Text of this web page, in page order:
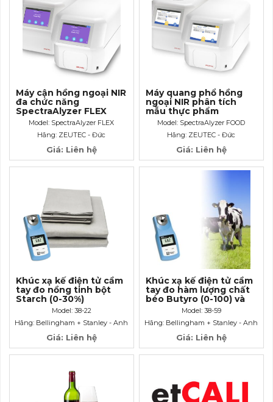
Máy cận hồng ngoại NIR
đa chức năng
SpectraAlyzer FLEX
Model: SpectraAlyzer FLEX
Hãng: ZEUTEC - Đức
Giá: Liên hệ
Máy quang phổ hồng
ngoại NIR phân tích
mẫu thực phẩm
SpectraAlyzer FOOD
Model: SpectraAlyzer FOOD
Hãng: ZEUTEC - Đức
Giá: Liên hệ
Khúc xạ kế điện tử cầm
tay đo nồng tinh bột
Starch (0-30%)
Model: 38-22
Hãng: Bellingham + Stanley - Anh
Giá: Liên hệ
Khúc xạ kế điện tử cầm
tay đo hàm lượng chất
béo Butyro (0-100) và
chỉ số khúc xạ RI (1.42-
Model: 38-59
Hãng: Bellingham + Stanley - Anh
Giá: Liên hệ